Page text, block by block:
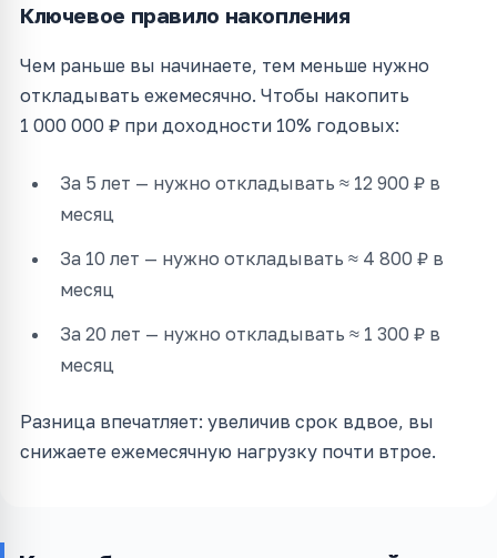
Ключевое правило накопления
Чем раньше вы начинаете, тем меньше нужно
откладывать ежемесячно. Чтобы накопить
1 000 000 ₽ при доходности 10% годовых:
За 5 лет — нужно откладывать ≈ 12 900 ₽ в
месяц
За 10 лет — нужно откладывать ≈ 4 800 ₽ в
месяц
За 20 лет — нужно откладывать ≈ 1 300 ₽ в
месяц
Разница впечатляет: увеличив срок вдвое, вы
снижаете ежемесячную нагрузку почти втрое.